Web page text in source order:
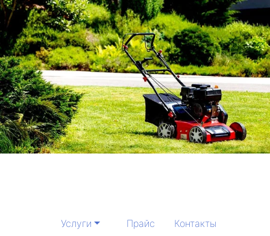
Услуги Прайс Контакты